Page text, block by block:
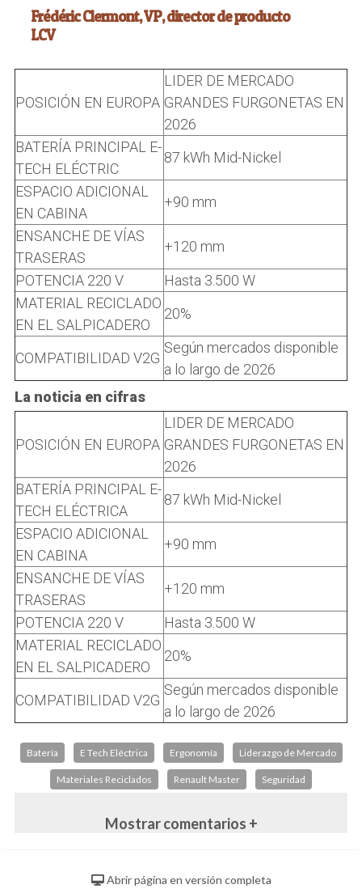
Frédéric Clermont, VP, director de producto
LCV
POSICIÓN EN EUROPA
LIDER DE MERCADO
GRANDES FURGONETAS EN
2026
BATERÍA PRINCIPAL E-
TECH ELÉCTRIC
87 kWh Mid-Nickel
ESPACIO ADICIONAL
EN CABINA
+90 mm
ENSANCHE DE VÍAS
TRASERAS
+120 mm
POTENCIA 220 V
Hasta 3.500 W
MATERIAL RECICLADO
EN EL SALPICADERO
20%
COMPATIBILIDAD V2G
Según mercados disponible
a lo largo de 2026
La noticia en cifras
POSICIÓN EN EUROPA
LIDER DE MERCADO
GRANDES FURGONETAS EN
2026
BATERÍA PRINCIPAL E-
TECH ELÉCTRICA
87 kWh Mid-Nickel
ESPACIO ADICIONAL
EN CABINA
+90 mm
ENSANCHE DE VÍAS
TRASERAS
+120 mm
POTENCIA 220 V
Hasta 3.500 W
MATERIAL RECICLADO
EN EL SALPICADERO
20%
COMPATIBILIDAD V2G
Según mercados disponible
a lo largo de 2026
Batería E Tech Eléctrica Ergonomía Liderazgo de Mercado
Materiales Reciclados Renault Master Seguridad
Mostrar comentarios +
Abrir página en versión completa